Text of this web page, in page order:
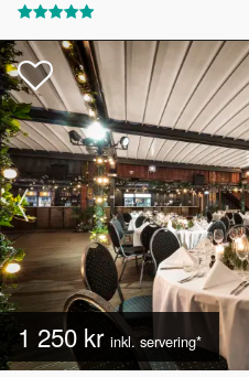
1 250 kr inkl. servering*